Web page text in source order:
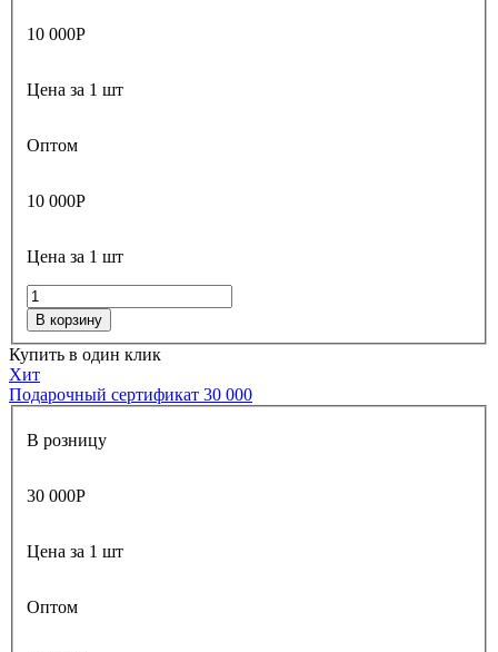
10 000Р
Цена за 1 шт
Оптом
10 000Р
Цена за 1 шт
В корзину
Купить в один клик
Хит
Подарочный сертификат 30 000
В розницу
30 000Р
Цена за 1 шт
Оптом